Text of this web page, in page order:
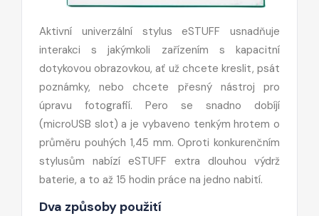
Aktivní univerzální stylus eSTUFF usnadňuje
interakci s jakýmkoli zařízením s kapacitní
dotykovou obrazovkou, ať už chcete kreslit, psát
poznámky, nebo chcete přesný nástroj pro
úpravu fotografií. Pero se snadno dobíjí
(microUSB slot) a je vybaveno tenkým hrotem o
průměru pouhých 1,45 mm. Oproti konkurenčním
stylusům nabízí eSTUFF extra dlouhou výdrž
baterie, a to až 15 hodin práce na jedno nabití.
Dva způsoby použití